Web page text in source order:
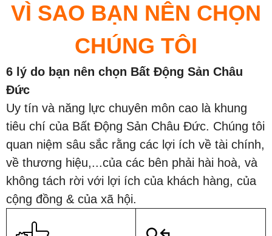
VÌ SAO BẠN NÊN CHỌN
CHÚNG TÔI
6 lý do bạn nên chọn Bất Động Sản Châu
Đức
Uy tín và năng lực chuyên môn cao là khung
tiêu chí của Bất Động Sản Châu Đức. Chúng tôi
quan niệm sâu sắc rằng các lợi ích về tài chính,
về thương hiệu,...của các bên phải hài hoà, và
không tách rời với lợi ích của khách hàng, của
cộng đồng & của xã hội.